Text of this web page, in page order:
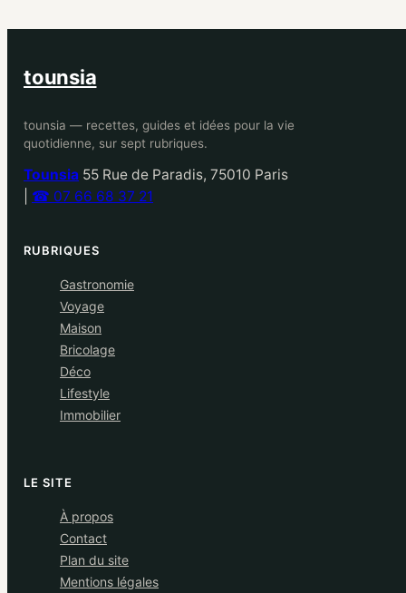
tounsia
tounsia — recettes, guides et idées pour la vie
quotidienne, sur sept rubriques.
Tounsia 55 Rue de Paradis, 75010 Paris
☎ 07 66 68 37 21
RUBRIQUES
Gastronomie
Voyage
Maison
Bricolage
Déco
Lifestyle
Immobilier
LE SITE
À propos
Contact
Plan du site
Mentions légales